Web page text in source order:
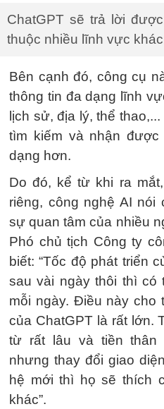
ChatGPT sẽ trả lời
thuộc nhiều lĩnh vực
Bên cạnh đó, công cụ
thông tin đa dạng lĩnh
lịch sử, địa lý, thể
tìm kiếm và nhận
dạng hơn.
Do đó, kể từ khi ra
riêng, công nghệ AI
sự quan tâm của nhiều
Phó chủ tịch Công ty
biết: “Tốc độ phát triển
sau vài ngày thôi thì có
mỗi ngày. Điều này cho
của ChatGPT là rất lớn.
từ rất lâu và tiền thân
nhưng thay đổi giao
hệ mới thì họ sẽ thích
khác”.